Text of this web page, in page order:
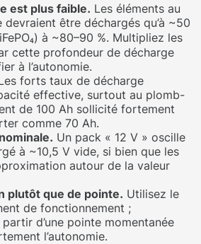
est plus faible. Les éléments au
être déchargés qu’à ~50
à ~80–90 %. Multipliez les
cette profondeur de décharge
à l’autonomie.
forts taux de décharge
effective, surtout au plomb-
de 100 Ah sollicité fortement
comme 70 Ah.
Un pack « 12 V » oscille
à ~10,5 V vide, si bien que les
autour de la valeur
plutôt que de pointe. Utilisez le
de fonctionnement ;
d’une pointe momentanée
l’autonomie.